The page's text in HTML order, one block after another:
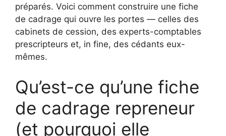
préparés. Voici comment construire une fiche
de cadrage qui ouvre les portes — celles des
cabinets de cession, des experts-comptables
prescripteurs et, in fine, des cédants eux-
mêmes.
Qu’est-ce qu’une fiche
de cadrage repreneur
(et pourquoi elle